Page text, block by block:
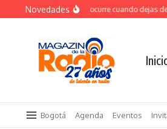
Saltar al contenido
Novedades
El verdadero salto ocurre cuando dejas de
Bogotá Agenda Eventos